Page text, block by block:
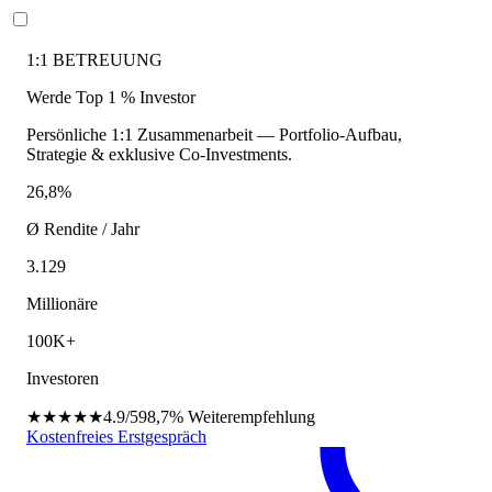
1:1 BETREUUNG
Werde Top 1 % Investor
Persönliche 1:1 Zusammenarbeit — Portfolio-Aufbau,
Strategie & exklusive Co-Investments.
26,8%
Ø Rendite / Jahr
3.129
Millionäre
100K+
Investoren
★★★★★4.9/598,7% Weiterempfehlung
Kostenfreies Erstgespräch